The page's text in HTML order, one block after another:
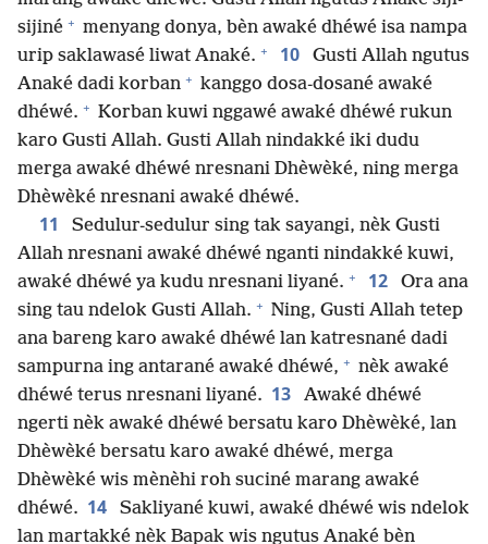
sijiné + menyang donya, bèn awaké dhéwé isa nampa
urip saklawasé liwat Anaké. + 10
Gusti Allah ngutus
Anaké dadi korban + kanggo dosa-dosané awaké
dhéwé. + Korban kuwi nggawé awaké dhéwé rukun
karo Gusti Allah. Gusti Allah nindakké iki dudu
merga awaké dhéwé nresnani Dhèwèké, ning merga
Dhèwèké nresnani awaké dhéwé.
11
Sedulur-sedulur sing tak sayangi, nèk Gusti
Allah nresnani awaké dhéwé nganti nindakké kuwi,
awaké dhéwé ya kudu nresnani liyané. + 12
Ora ana
sing tau ndelok Gusti Allah. + Ning, Gusti Allah tetep
ana bareng karo awaké dhéwé lan katresnané dadi
sampurna ing antarané awaké dhéwé, + nèk awaké
dhéwé terus nresnani liyané. 13
Awaké dhéwé
ngerti nèk awaké dhéwé bersatu karo Dhèwèké, lan
Dhèwèké bersatu karo awaké dhéwé, merga
Dhèwèké wis mènèhi roh suciné marang awaké
dhéwé. 14
Sakliyané kuwi, awaké dhéwé wis ndelok
lan martakké nèk Bapak wis ngutus Anaké bèn